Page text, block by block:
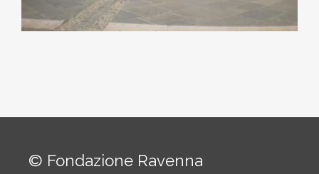
© Fondazione Ravenna